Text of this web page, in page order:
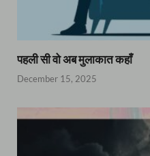
पहली सी वो अब मुलाकात कहाँ
December 15, 2025